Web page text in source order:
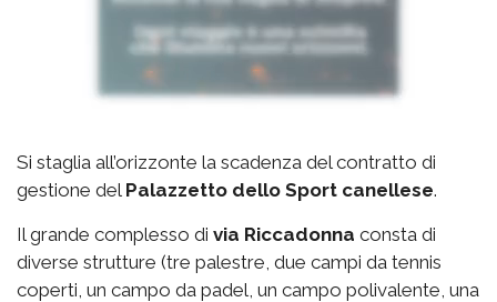
Si staglia all’orizzonte la scadenza del contratto di
gestione del Palazzetto dello Sport canellese.
Il grande complesso di via Riccadonna consta di
diverse strutture (tre palestre, due campi da tennis
coperti, un campo da padel, un campo polivalente, una